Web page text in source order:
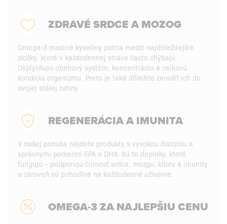
ZDRAVÉ SRDCE A MOZOG
Omega-3 mastné kyseliny patria medzi najdôležitejšie
zložky, ktoré v každodennej strave často chýbajú.
Ovplyvňujú obehový systém, koncentráciu a celkovú
kondíciu organizmu. Preto je také dôležité zaradiť ich do
svojej stálej rutiny.
REGENERÁCIA A IMUNITA
V našej ponuke nájdete produkty s vysokou čistotou a
správnymi pomermi EPA a DHA. Sú to doplnky, ktoré
fungujú – podporujú činnosť srdca, mozgu, kĺbov a imunity
a zároveň sú pohodlné na každodenné užívanie.
OMEGA-3 ZA NAJLEPŠIU CENU